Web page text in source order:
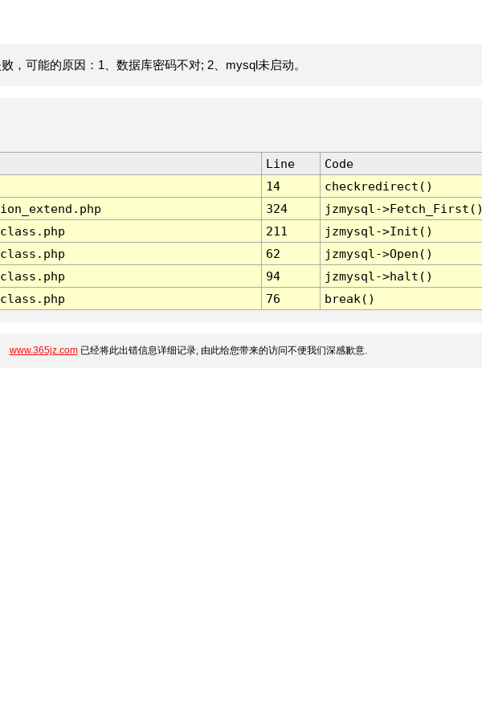
，可能的原因：1、数据库密码不对; 2、mysql未启动。
Line
Code
14
checkredirect()
324
jzmysql-
211
jzmysql->Init()
62
jzmysql->Open()
94
jzmysql->halt()
76 break()
www.365jz.com已经将此出错信息详细记录, 由此给您带来的访问不便我们深感歉意.